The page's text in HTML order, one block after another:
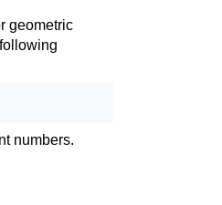
geometric
numbers.